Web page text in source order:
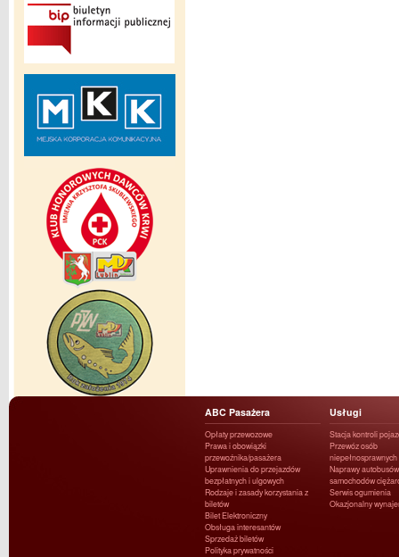
ABC Pasażera
Opłaty przewozowe
Prawa i obowiązki
przewoźnika/pasażera
Uprawnienia do przejazdów
bezpłatnych i ulgowych
Rodzaje i zasady korzystania z
biletów
Bilet Elektroniczny
Obsługa interesantów
Sprzedaż biletów
Polityka prywatności
Usługi
Stacja kontroli
Przewóz osób
niepełnosprawnych
Naprawy
samochodów
Serwis ogumienia
Okazjonalny